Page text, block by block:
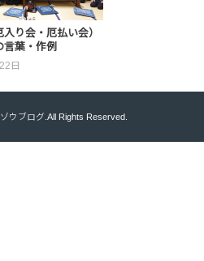
り会・厄払い会）
言葉・作例
日
ウブログ .All Rights Reserved.